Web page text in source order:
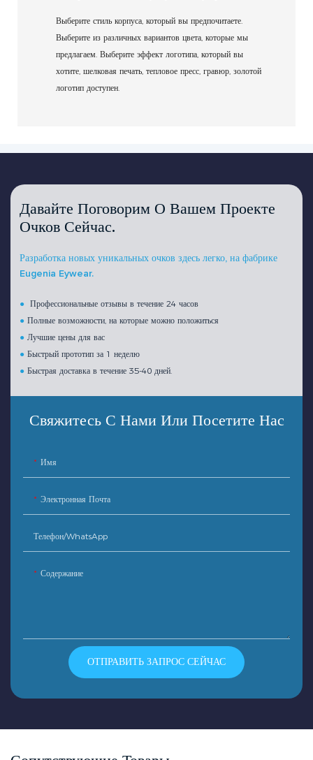
Выберите стиль корпуса, который вы предпочитаете.
Выберите из различных вариантов цвета, которые мы
предлагаем. Выберите эффект логотипа, который вы
хотите, шелковая печать, тепловое пресс, гравюр, золотой
логотип доступен.
Давайте Поговорим О Вашем Проекте
Очков Сейчас.
Разработка новых уникальных очков здесь легко, на фабрике
Eugenia Eywear.
● Профессиональные отзывы в течение 24 часов
●Полные возможности, на которые можно положиться
●Лучшие цены для вас
●Быстрый прототип за 1 неделю
●Быстрая доставка в течение 35-40 дней.
Свяжитесь С Нами Или Посетите Нас
Имя
Электронная Почта
Телефон/WhatsApp
Содержание
ОТПРАВИТЬ ЗАПРОС СЕЙЧАС